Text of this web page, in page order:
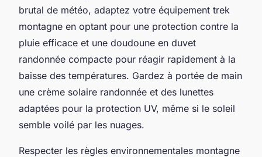
brutal de météo, adaptez votre équipement trek
montagne en optant pour une protection contre la
pluie efficace et une doudoune en duvet
randonnée compacte pour réagir rapidement à la
baisse des températures. Gardez à portée de main
une crème solaire randonnée et des lunettes
adaptées pour la protection UV, même si le soleil
semble voilé par les nuages.
Respecter les règles environnementales montagne